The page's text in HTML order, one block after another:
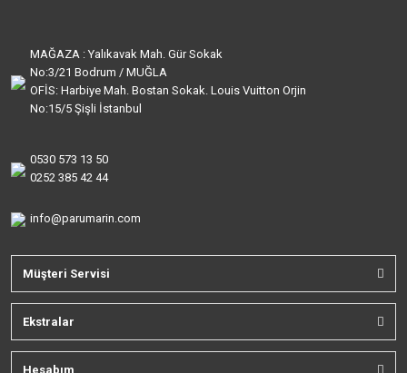
MAĞAZA : Yalıkavak Mah. Gür Sokak
No:3/21 Bodrum / MUĞLA
OFİS: Harbiye Mah. Bostan Sokak. Louis Vuitton Orjin
No:15/5 Şişli İstanbul
0530 573 13 50
0252 385 42 44
info@parumarin.com
Müşteri Servisi
Ekstralar
Hesabım